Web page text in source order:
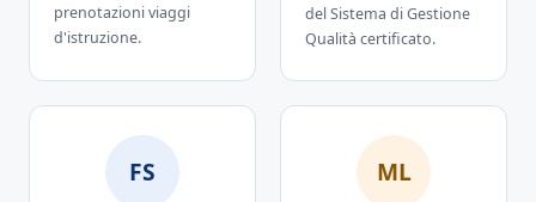
prenotazioni viaggi
d'istruzione.
del Sistema di Gestione
Qualità certificato.
FS ML